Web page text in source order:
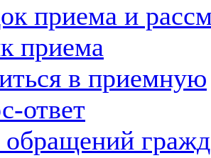
приема и
приема
в приемную
ответ